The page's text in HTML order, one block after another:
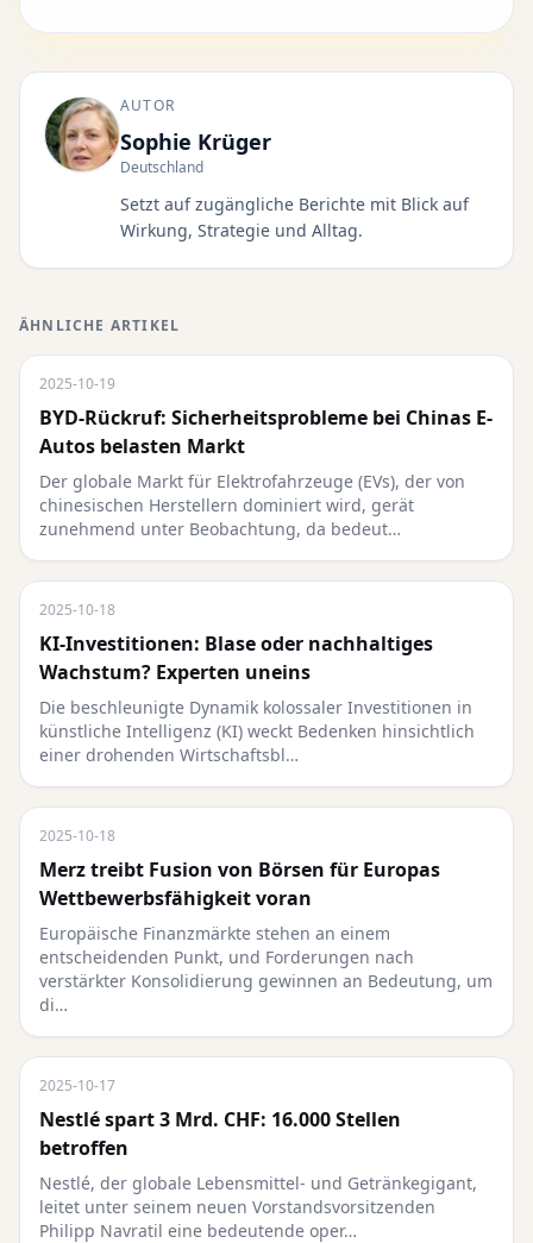
AUTOR
Sophie Krüger
Deutschland
Setzt auf zugängliche Berichte mit Blick auf
Wirkung, Strategie und Alltag.
ÄHNLICHE ARTIKEL
2025-10-19
BYD-Rückruf: Sicherheitsprobleme bei Chinas E-
Autos belasten Markt
Der globale Markt für Elektrofahrzeuge (EVs), der von
chinesischen Herstellern dominiert wird, gerät
zunehmend unter Beobachtung, da bedeut…
2025-10-18
KI-Investitionen: Blase oder nachhaltiges
Wachstum? Experten uneins
Die beschleunigte Dynamik kolossaler Investitionen in
künstliche Intelligenz (KI) weckt Bedenken hinsichtlich
einer drohenden Wirtschaftsbl…
2025-10-18
Merz treibt Fusion von Börsen für Europas
Wettbewerbsfähigkeit voran
Europäische Finanzmärkte stehen an einem
entscheidenden Punkt, und Forderungen nach
verstärkter Konsolidierung gewinnen an Bedeutung, um
di…
2025-10-17
Nestlé spart 3 Mrd. CHF: 16.000 Stellen
betroffen
Nestlé, der globale Lebensmittel- und Getränkegigant,
leitet unter seinem neuen Vorstandsvorsitzenden
Philipp Navratil eine bedeutende oper…